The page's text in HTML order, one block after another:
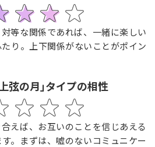
等な関係であれば、一緒に楽しい
り。上下関係がないことがポイン
弦の月｣タイプの相性
えば、お互いのことを信じあえる
。まずは、嘘のないコミュニケー